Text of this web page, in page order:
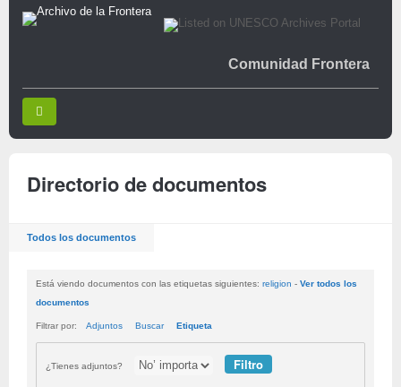
Comunidad Frontera
Directorio de documentos
Todos los documentos
Está viendo documentos con las etiquetas siguientes: religion - Ver todos los
documentos
Filtrar por: Adjuntos Buscar Etiqueta
¿Tienes adjuntos?